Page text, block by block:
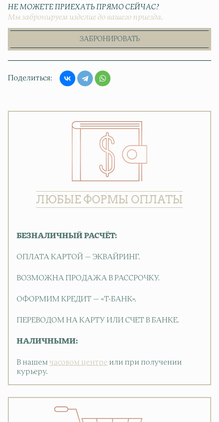
НЕ МОЖЕТЕ ПРИЕХАТЬ ПРЯМО СЕЙЧАС?
Мы забронируем изделие до вашего приезда.
ЗАБРОНИРОВАТЬ
Поделиться
ЛЮБЫЕ ФОРМЫ ОПЛАТЫ
БЕЗНАЛИЧНЫЙ РАСЧЁТ:
ОПЛАТА КАРТОЙ — ЭКВАЙРИНГ.
ВОЗМОЖНА ПРОДАЖА В РАССРОЧКУ.
ОФОРМИМ КРЕДИТ — «Т-БАНК».
ПЕРЕВОДОМ НА КАРТУ ИЛИ СЧЕТ В БАНКЕ.
НАЛИЧНЫМИ:
В нашем часовом центре или при получении
курьеру.